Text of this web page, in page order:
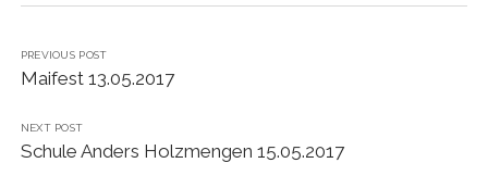
PREVIOUS POST
Maifest 13.05.2017
NEXT POST
Schule Anders Holzmengen 15.05.2017